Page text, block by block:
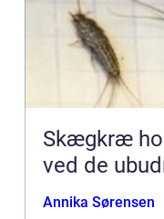
Skægkræ holbæk
ved de
Annika Sørensen